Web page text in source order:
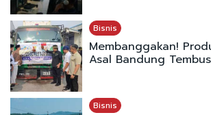
Bisnis
Membanggakan!
Asal Bandung
Bisnis